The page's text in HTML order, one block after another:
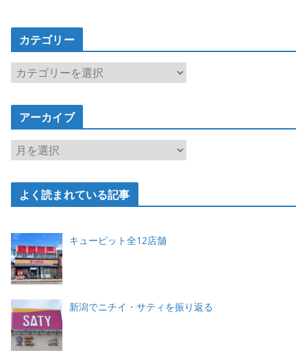
カテゴリー
カ
テ
ゴ
ー
アーカイブ
ア
ー
カ
よく読まれている記事
キューピット全12店舗
新潟でニチイ・サティを振り返る